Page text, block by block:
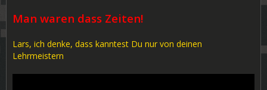
Man waren dass Zeiten!
Lars, ich denke, dass kanntest Du nur von deinen
Lehrmeistern